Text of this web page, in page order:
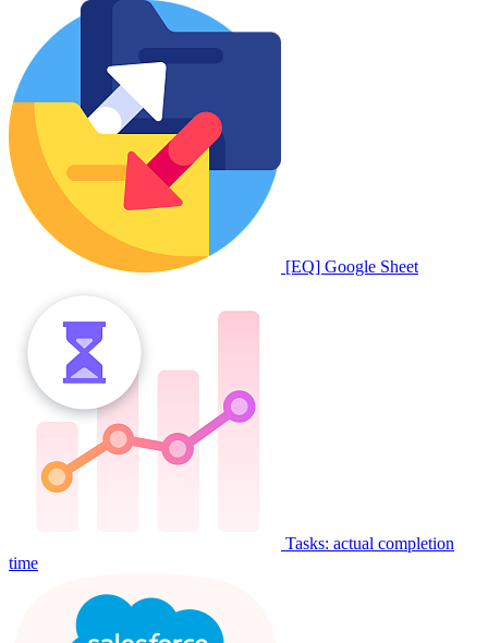
[EQ] Google Sheet
Tasks: actual completion
time